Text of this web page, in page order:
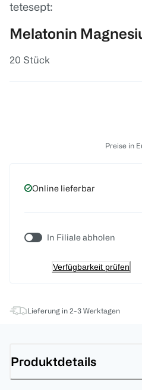
tetesept:
Melatonin
20 Stück
Preise in
Online lieferbar
In Filiale abholen
Verfügbarkeit prüfen
Lieferung in 2-3 Werktagen
Produktdetails